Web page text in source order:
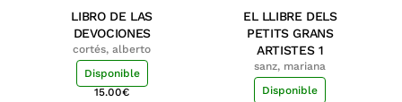
LIBRO DE LAS
DEVOCIONES
cortés, alberto
Disponible
15.00€
EL LLIBRE DELS
PETITS GRANS
ARTISTES 1
sanz, mariana
Disponible